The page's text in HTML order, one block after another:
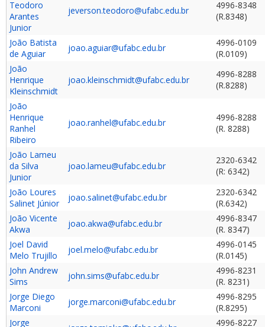
Teodoro
Arantes
Junior
jeverson.teodoro@ufabc.edu.br
4996-8348
(R.8348)
João Batista
de Aguiar
joao.aguiar@ufabc.edu.br
4996-0109
(R.0109)
João
Henrique
Kleinschmidt
joao.kleinschmidt@ufabc.edu.br
4996-8288
(R.8288)
João
Henrique
Ranhel
Ribeiro
joao.ranhel@ufabc.edu.br
4996-8288
(R. 8288)
João Lameu
da Silva
Junior
joao.lameu@ufabc.edu.br
2320-6342
(R: 6342)
João Loures
Salinet Júnior
joao.salinet@ufabc.edu.br
2320-6342
(R.6342)
João Vicente
Akwa
joao.akwa@ufabc.edu.br
4996-8347
(R. 8347)
Joel David
Melo Trujillo
joel.melo@ufabc.edu.br
4996-0145
(R.0145)
John Andrew
Sims
john.sims@ufabc.edu.br
4996-8231
(R. 8231)
Jorge Diego
Marconi
jorge.marconi@ufabc.edu.br
4996-8295
(R.8295)
Jorge
4996-8227